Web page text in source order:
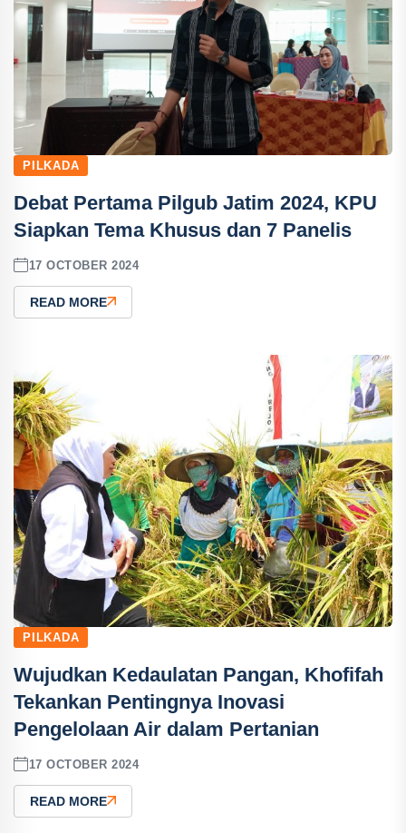
PILKADA
Debat Pertama Pilgub Jatim 2024, KPU
Siapkan Tema Khusus dan 7 Panelis
17 OCTOBER 2024
READ MORE
PILKADA
Wujudkan Kedaulatan Pangan, Khofifah
Tekankan Pentingnya Inovasi
Pengelolaan Air dalam Pertanian
17 OCTOBER 2024
READ MORE